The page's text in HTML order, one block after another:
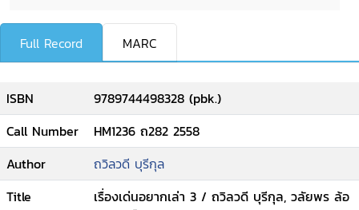
Full Record MARC
ISBN
9789744498328 (pbk.)
Call Number
HM1236 ถ282 2558
Author
ถวิลวดี บุรีกุล
Title
เรื่องเด่นอยากเล่า 3 / ถวิลวดี บุรีกุล, วลัยพร ล้อ